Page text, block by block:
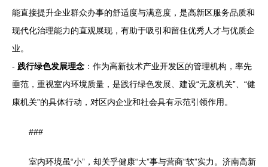
能直接提升企业群众办事的舒适度与满意度，是高新区服务品质和
现代化治理能力的直观展现，有助于吸引和留住优秀人才与优质企
业。
- 践行绿色发展理念 ：作为高新技术产业开发区的管理机构，率先
垂范，重视室内环境质量，是践行绿色发展、建设“无废机关”、“健
康机关”的具体行动，对区内企业和社会具有示范引领作用。
###
室内环境虽“小”，却关乎健康“大”事与营商“软”实力。济南高新